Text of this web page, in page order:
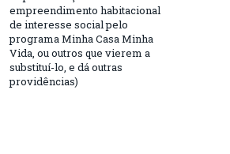
empreendimento habitacional
de interesse social pelo
programa Minha Casa Minha
Vida, ou outros que vierem a
substituí-lo, e dá outras
providências)